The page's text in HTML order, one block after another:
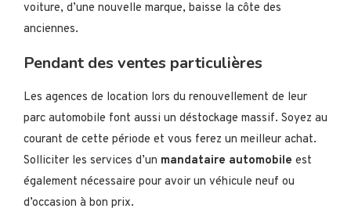
voiture, d’une nouvelle marque, baisse la côte des
anciennes.
Pendant des ventes particulières
Les agences de location lors du renouvellement de leur
parc automobile font aussi un déstockage massif. Soyez au
courant de cette période et vous ferez un meilleur achat.
Solliciter les services d’un mandataire automobile est
également nécessaire pour avoir un véhicule neuf ou
d’occasion à bon prix.